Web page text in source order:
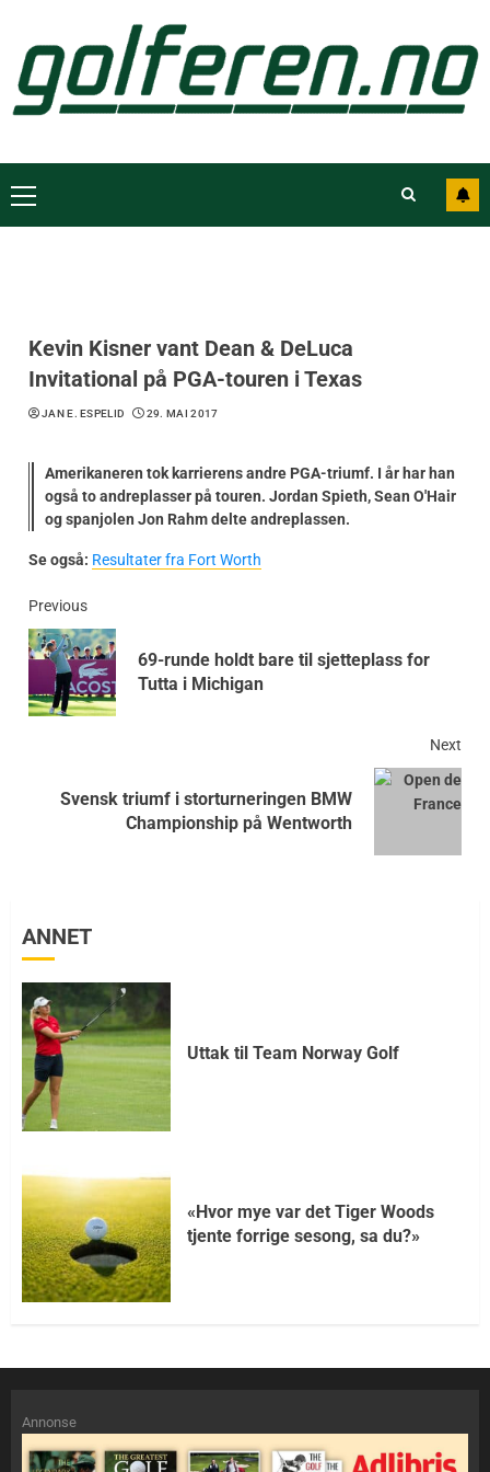
Kevin Kisner vant Dean & DeLuca
Invitational på PGA-touren i Texas
JAN E. ESPELID 29. MAI 2017
Amerikaneren tok karrierens andre PGA-triumf. I år har han
også to andreplasser på touren. Jordan Spieth, Sean O'Hair
og spanjolen Jon Rahm delte andreplassen.
Se også: Resultater fra Fort Worth
Previous
69-runde holdt bare til sjetteplass for
Tutta i Michigan
Next
Svensk triumf i storturneringen BMW
Championship på Wentworth
ANNET
Uttak til Team Norway Golf
«Hvor mye var det Tiger Woods
tjente forrige sesong, sa du?»
Annonse